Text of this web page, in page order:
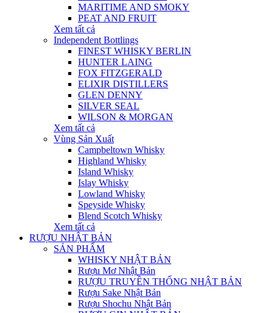
MARITIME AND SMOKY
PEAT AND FRUIT
Xem tất cả
Independent Bottlings
FINEST WHISKY BERLIN
HUNTER LAING
FOX FITZGERALD
ELIXIR DISTILLERS
GLEN DENNY
SILVER SEAL
WILSON & MORGAN
Xem tất cả
Vùng Sản Xuất
Campbeltown Whisky
Highland Whisky
Island Whisky
Islay Whisky
Lowland Whisky
Speyside Whisky
Blend Scotch Whisky
Xem tất cả
RƯỢU NHẬT BẢN
SẢN PHẨM
WHISKY NHẬT BẢN
Rượu Mơ Nhật Bản
RƯỢU TRUYỀN THỐNG NHẬT BẢN
Rượu Sake Nhật Bản
Rượu Shochu Nhật Bản